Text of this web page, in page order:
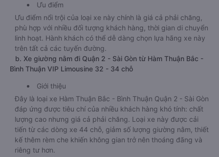
Ưu điểm
Ưu điểm nổi trội của loại xe này chính là giá cả phải chăng,
phù hợp với nhiều đối tượng khách hàng, thời gian di chuyển
linh hoạt. Hành khách có thể dễ dàng chọn lựa hãng xe này
trên tất cả các tuyến đường.
b. Xe giường nằm đi Quận 2 - Sài Gòn từ Hàm Thuận Bắc -
Bình Thuận VIP Limousine 32 - 34 chỗ
Giới thiệu
Đây là loại xe Hàm Thuận Bắc - Bình Thuận Quận 2 - Sài Gòn
đáp ứng được tiêu chí của nhiều khách hàng khó tính: chất
lượng cao nhưng giá cả phải chăng. Loại xe này được cải
tiến từ các dòng xe 44 chỗ, giảm số lượng giường nằm, thiết
kế thêm rèm che khiến không gian trở nên thoáng đãng và
riêng tư hơn.